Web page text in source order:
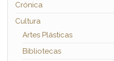
Crónica
Cultura
Artes Plásticas
Bibliotecas